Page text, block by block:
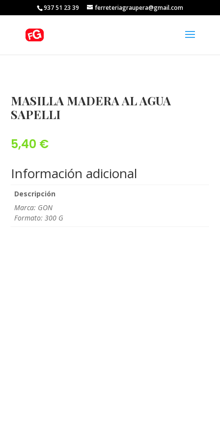
937 51 23 39 ferreteriagraupera@gmail.com
MASILLA MADERA AL AGUA
SAPELLI
5,40 €
Información adicional
Descripción
Marca: GON
Formato: 300 G